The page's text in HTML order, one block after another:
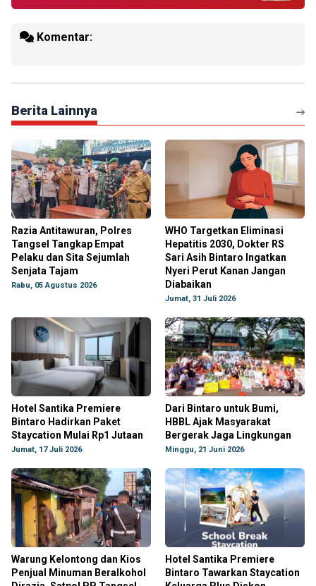
Komentar:
Berita Lainnya
Razia Antitawuran, Polres
Tangsel Tangkap Empat
Pelaku dan Sita Sejumlah
Senjata Tajam
Rabu, 05 Agustus 2026
WHO Targetkan Eliminasi
Hepatitis 2030, Dokter RS
Sari Asih Bintaro Ingatkan
Nyeri Perut Kanan Jangan
Diabaikan
Jumat, 31 Juli 2026
Hotel Santika Premiere
Bintaro Hadirkan Paket
Staycation Mulai Rp1 Jutaan
Jumat, 17 Juli 2026
Dari Bintaro untuk Bumi,
HBBL Ajak Masyarakat
Bergerak Jaga Lingkungan
Minggu, 21 Juni 2026
Warung Kelontong dan Kios
Penjual Minuman Beralkohol
Hotel Santika Premiere
Bintaro Tawarkan Staycation